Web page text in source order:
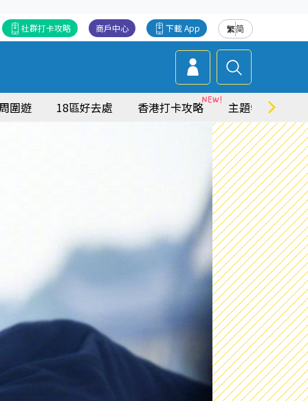
繁简
下載 App
商戶中心
社群打卡攻略
圍遊 18區好去處 香港打卡攻略 主題特集